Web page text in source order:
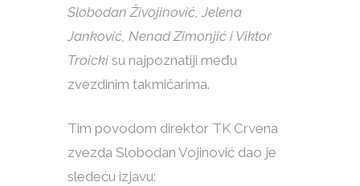
Slobodan Živojinović, Jelena
Janković, Nenad Zimonjić i Viktor
Troicki su najpoznatiji među
zvezdinim takmičarima.
Tim povodom direktor TK Crvena
zvezda Slobodan Vojinović dao je
sledeću izjavu: